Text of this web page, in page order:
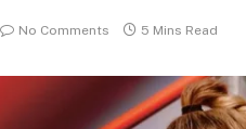
No Comments 5 Mins Read